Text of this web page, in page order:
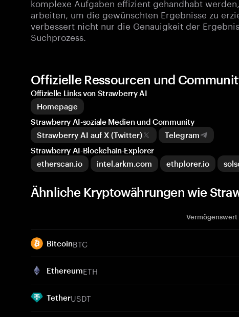
arbeiten, um die gewünschten Ergebnisse zu
verbessert nicht nur die Genauigkeit der
Suchprozess.
Offizielle Ressourcen und
Offizielle Links von Strawberry AI
Homepage
Strawberry AI-soziale Medien und Community
Strawberry AI auf X (Twitter)
Telegram
Strawberry AI-Blockchain-Explorer
etherscan.io
intel.arkm.com ethplorer.io
Ähnliche Kryptowährungen wie
Vermögenswert
BitcoinBTC
EthereumETH
TetherUSDT